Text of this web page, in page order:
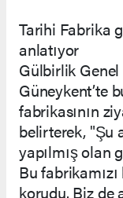
Tarihi Fabrika
anlatıyor
Gülbirlik
Güneykent’te
fabrikasının
belirterek, "Şu
yapılmış olan
Bu
korudu. Biz de